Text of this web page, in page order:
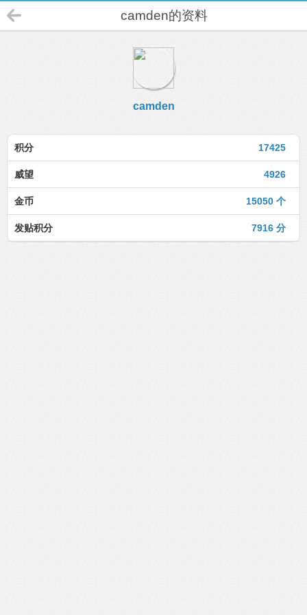
camden的资料
camden
17425
积分
4926
威望
15050 个
金币
7916 分
发贴积分